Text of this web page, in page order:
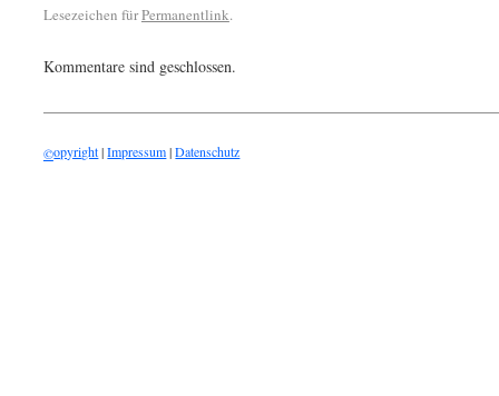
Lesezeichen fürPermanentlink.
Kommentare sind geschlossen.
©opyright|Impressum|Datenschutz